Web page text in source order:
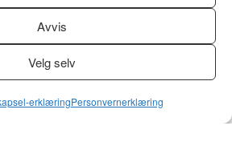
Avvis
Velg selv
erklæringPersonvernerklæring
utvidet. Ikke bare fremstår
i en freshere drakt,
oss over at flyselskapet har
produkt, nemlig Premium